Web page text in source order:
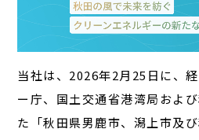
当社は、2026年2月25日に、
ー庁、国土交通省港湾局およ
た「秋田県男鹿市、潟上市及